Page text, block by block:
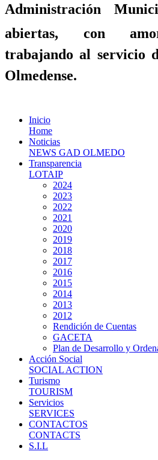
Administración
abiertas, con
trabajando al servicio
Olmedense.
Inicio
Home
Noticias
NEWS GAD OLMEDO
Transparencia
LOTAIP
2024
2023
2022
2021
2020
2019
2018
2017
2016
2015
2014
2013
2012
Rendición de Cuentas
GACETA
Plan de Desarrollo y
Acción Social
SOCIAL ACTION
Turismo
TOURISM
Servicios
SERVICES
CONTACTOS
CONTACTS
S.I.L